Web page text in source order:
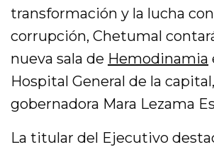
transformación y la lucha
corrupción, Chetumal
nueva sala de Hemodinamia
Hospital General de la
gobernadora Mara Lezama
La titular del Ejecutivo